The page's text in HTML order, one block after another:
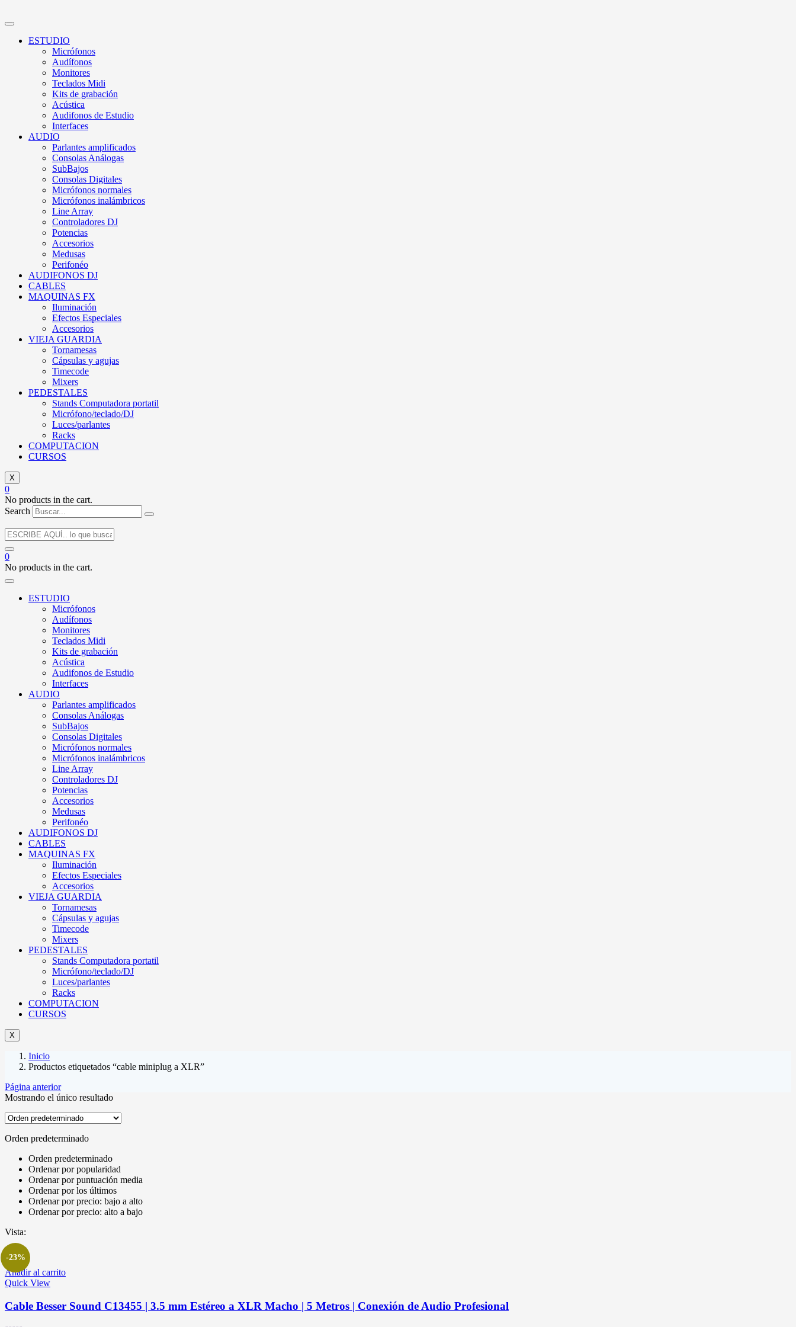
ESTUDIO
Micrófonos
Audífonos
Monitores
Teclados Midi
Kits de grabación
Acústica
Audifonos de Estudio
Interfaces
AUDIO
Parlantes amplificados
Consolas Análogas
SubBajos
Consolas Digitales
Micrófonos normales
Micrófonos inalámbricos
Line Array
Controladores DJ
Potencias
Accesorios
Medusas
Perifonéo
AUDIFONOS DJ
CABLES
MAQUINAS FX
Iluminación
Efectos Especiales
Accesorios
VIEJA GUARDIA
Tornamesas
Cápsulas y agujas
Timecode
Mixers
PEDESTALES
Stands Computadora portatil
Micrófono/teclado/DJ
Luces/parlantes
Racks
COMPUTACION
CURSOS
X
0
No products in the cart.
Search
0
No products in the cart.
ESTUDIO
Micrófonos
Audífonos
Monitores
Teclados Midi
Kits de grabación
Acústica
Audifonos de Estudio
Interfaces
AUDIO
Parlantes amplificados
Consolas Análogas
SubBajos
Consolas Digitales
Micrófonos normales
Micrófonos inalámbricos
Line Array
Controladores DJ
Potencias
Accesorios
Medusas
Perifonéo
AUDIFONOS DJ
CABLES
MAQUINAS FX
Iluminación
Efectos Especiales
Accesorios
VIEJA GUARDIA
Tornamesas
Cápsulas y agujas
Timecode
Mixers
PEDESTALES
Stands Computadora portatil
Micrófono/teclado/DJ
Luces/parlantes
Racks
COMPUTACION
CURSOS
X
Inicio
Productos etiquetados “cable miniplug a XLR”
Página anterior
Mostrando el único resultado
Orden predeterminado
Orden predeterminado
Ordenar por popularidad
Ordenar por puntuación media
Ordenar por los últimos
Ordenar por precio: bajo a alto
Ordenar por precio: alto a bajo
Vista:
-23%
Añadir al carrito
Quick View
Cable Besser Sound C13455 | 3.5 mm Estéreo a XLR Macho | 5 Metros | Conexión de Audio Profesional